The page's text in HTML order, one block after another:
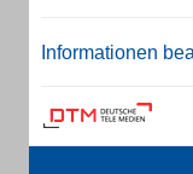
Informationen